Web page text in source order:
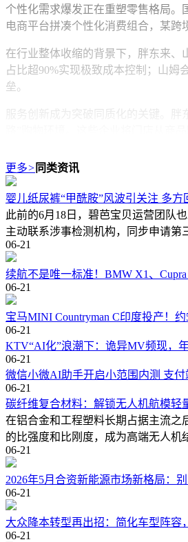
个性化需求爆发正在重塑零售格局。
电商平台拼凑个性化消费组合，某跨
在行业整体收缩的背景下，胖东来、
占比超90%实现极致成本控制；山姆
垒。
服务创新成为突破同质化的关键。
晰——那些能精准捕捉需求变化、构
更多> 同类资讯
婴儿纸尿裤“甲酰胺”风波引关注 多
此前的6月18日，碧芭宝贝运营团队
主动联系涉事检测机构，同步申请第
06-21
续航不是唯一标准！BMW X1、Cupra
06-21
宝马MINI Countryman C印度投产！
06-21
KTV“AI化”浪潮下：诡异MV频现，
06-21
微信小微AI助手开启小范围内测 支
06-21
碳纤维复合材料：解锁无人机航模轻
在铝合金和工程塑料长期占据主流之
的比强度和比刚度，成为高端无人
06-21
2026年5月合资新能源市场新格局：
06-21
大众降本转型再出招：简化车型阵容
06-21